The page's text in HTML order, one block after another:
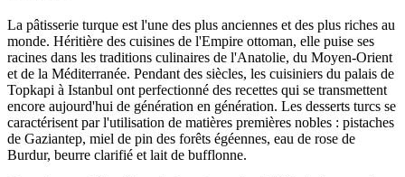
La pâtisserie turque est l'une des plus anciennes et des plus riches au
monde. Héritière des cuisines de l'Empire ottoman, elle puise ses
racines dans les traditions culinaires de l'Anatolie, du Moyen-Orient
et de la Méditerranée. Pendant des siècles, les cuisiniers du palais de
Topkapi à Istanbul ont perfectionné des recettes qui se transmettent
encore aujourd'hui de génération en génération. Les desserts turcs se
caractérisent par l'utilisation de matières premières nobles : pistaches
de Gaziantep, miel de pin des forêts égéennes, eau de rose de
Burdur, beurre clarifié et lait de bufflonne.